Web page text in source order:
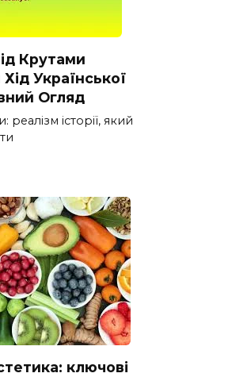
Крутами
Української
Огляд
історії, який
ключові